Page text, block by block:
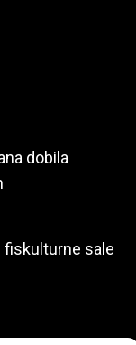
dobila
fiskulturne sale